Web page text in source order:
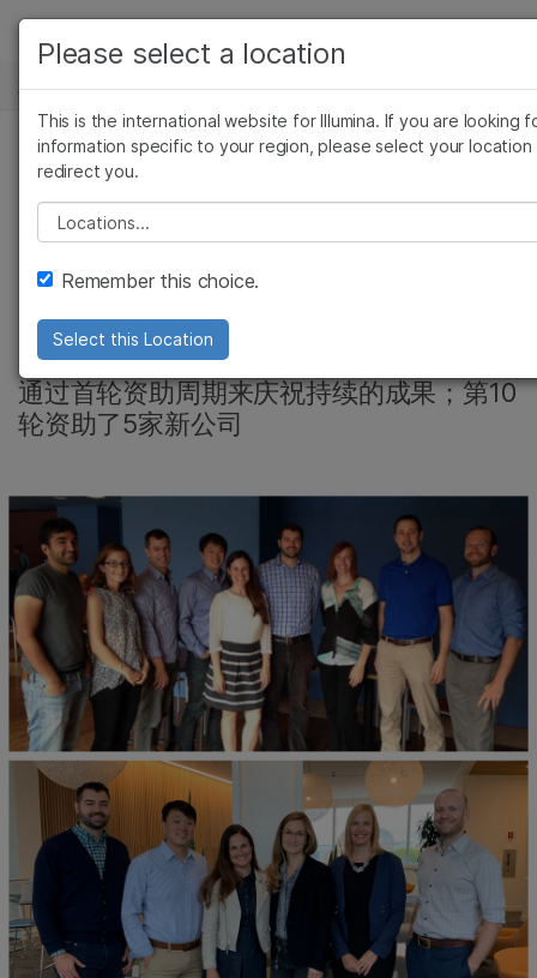
Skip to content
解决方案
学习
公司
支持
推荐内容链接
新闻中心
Illumina加速器已迈入
第五个年头，支持了
5家新的初创公司
通过首轮资助周期来庆祝持续的成果；第10
轮资助了5家新公司
查看更多相关内容。选择您感兴趣的领域:
癌症研究
微生物学
农业基因组学
复杂疾病
临床肿瘤学
遗传病和罕见病
Please select a location
This is the international website for Illumina. If you are looking
information specific to your region, please select your location
redirect you.
Please select a location
Remember this choice.
Select this Location